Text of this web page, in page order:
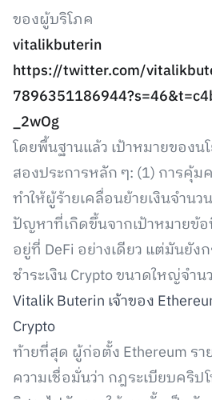
ของผู้บริโภค
vitalikbuterin
https://twitter.com/
_2wOg
โดยพื้นฐานแล้ว เป้าหมายของ
สองประการหลัก ๆ: (1) การคุ้ม
ทำให้ผู้ร้ายเคลื่อนย้ายเงินจำน
ปัญหาที่เกิดขึ้นจากเป้าหมายข้อ
อยู่ที่ DeFi อย่างเดียว แต่มันยัง
ชำระเงิน Crypto ขนาดใหญ่จำ
Vitalik Buterin เจ้าของ
Crypto
ท้ายที่สุด ผู้ก่อตั้ง Ethereum ร
ความเชื่อมั่นว่า กฎระเบียบคริ